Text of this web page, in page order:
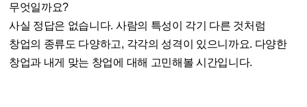
무엇일까요?
사실 정답은 없습니다. 사람의 특성이 각기 다른 것처럼
창업의 종류도 다양하고, 각각의 성격이 있으니까요. 다양한
창업과 내게 맞는 창업에 대해 고민해볼 시간입니다.